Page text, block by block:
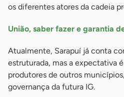
os diferentes atores da cadeia
União, saber fazer e garantia
Atualmente, Sarapuí já conta
estruturada, mas a expectativa
produtores de outros
governança da futura IG.